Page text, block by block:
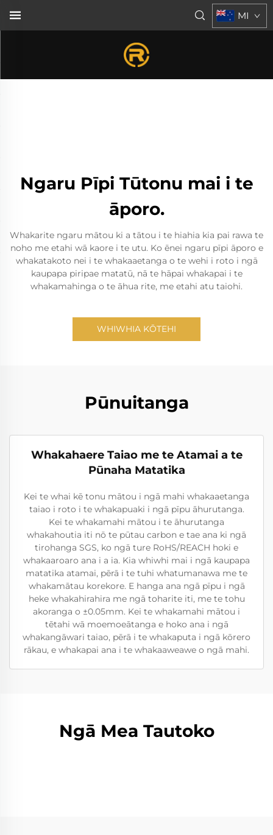
MI
Ngaru Pīpi Tūtonu mai i te
āporo.
Whakarite ngaru mātou ki a tātou i te hiahia kia pai rawa te
noho me etahi wā kaore i te utu. Ko ēnei ngaru pīpi āporo e
whakatakoto nei i te whakaaetanga o te wehi i roto i ngā
kaupapa piripae matatū, nā te hāpai whakapai i te
whakamahinga o te āhua rite, me etahi atu taiohi.
WHIWHIA KŌTEHI
Pūnuitanga
Whakahaere Taiao me te Atamai a te
Pūnaha Matatika
Kei te whai kē tonu mātou i ngā mahi whakaaetanga
taiao i roto i te whakapuaki i ngā pīpu āhurutanga.
Kei te whakamahi mātou i te āhurutanga
whakahoutia iti nō te pūtau carbon e tae ana ki ngā
tirohanga SGS, ko ngā ture RoHS/REACH hoki e
whakaaroaro ana i a ia. Kia whiwhi mai i ngā kaupapa
matatika atamai, pērā i te tuhi whatumanawa me te
whakamātau korekore. E hanga ana ngā pīpu i ngā
heke whakahirahira me ngā toharite iti, me te tohu
akoranga o ±0.05mm. Kei te whakamahi mātou i
tētahi wā moemoeātanga e hoko ana i ngā
whakangāwari taiao, pērā i te whakaputa i ngā kōrero
rākau, e whakapai ana i te whakaaweawe o ngā mahi.
Ngā Mea Tautoko